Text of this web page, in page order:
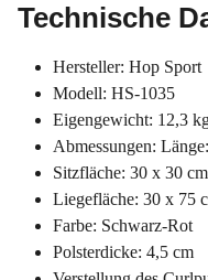
Technische
Hersteller: Hop Sport
Modell: HS-1035
Eigengewicht: 12,3
Abmessungen:
Sitzfläche: 30 x 30 cm
Liegefläche: 30 x 75
Farbe: Schwarz-Rot
Polsterdicke: 4,5 cm